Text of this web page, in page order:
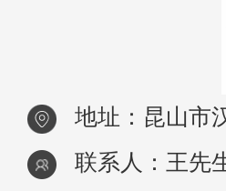
地址：昆山市
联系人：王先